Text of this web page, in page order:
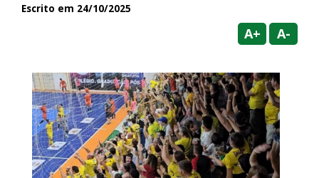
Escrito em 24/10/2025
A+ A-